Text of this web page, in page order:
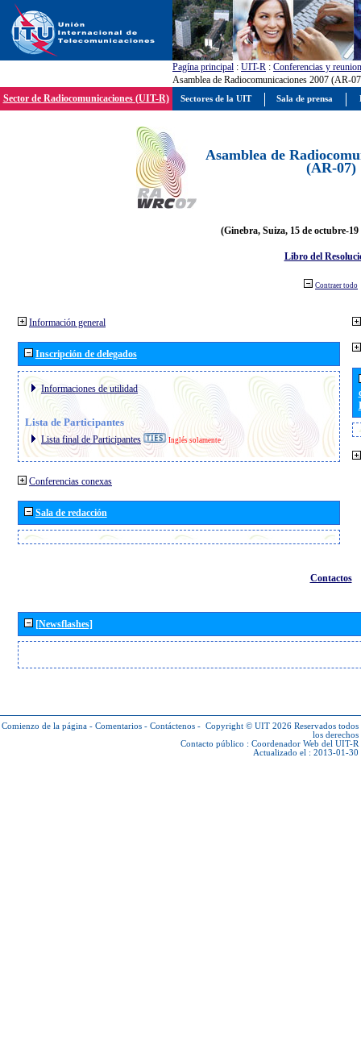
Pagína principal : UIT-R : Conferencias y
Asamblea de Radiocomunicaciones 2007 (AR-
Sector de Radiocomunicaciones (UIT-R)
Asamblea de
(AR-07)
(Ginebra, Suiza, 15 de octubre-19
Libro del
Contraer todo
Información general
Inscripción de delegados
Informaciones de utilidad
Lista de Participantes
Lista final de Participantes Inglés solamente
Conferencias conexas
Sala de redacción
Contactos
[Newsflashes]
Comienzo de la página - Comentarios - Contáctenos - Copyright © UIT 2026 Reservados todos
los derechos
Contacto público : Coordenador Web del UIT-R
Actualizado el : 2013-01-30
Sectores de la UIT Sala de prensa